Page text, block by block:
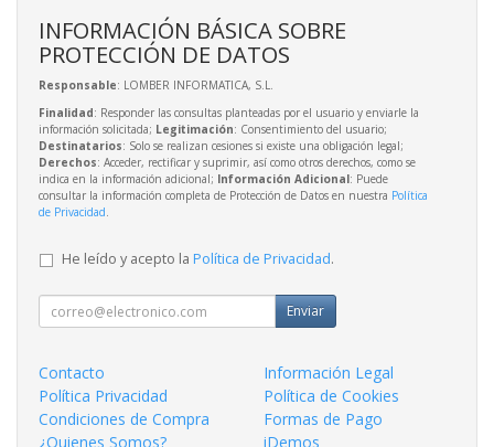
INFORMACIÓN BÁSICA SOBRE
PROTECCIÓN DE DATOS
Responsable: LOMBER INFORMATICA, S.L.
Finalidad: Responder las consultas planteadas por el usuario y enviarle la
información solicitada; Legitimación: Consentimiento del usuario;
Destinatarios: Solo se realizan cesiones si existe una obligación legal;
Derechos: Acceder, rectificar y suprimir, así como otros derechos, como se
indica en la información adicional; Información Adicional: Puede
consultar la información completa de Protección de Datos en nuestra Política
de Privacidad.
He leído y acepto la Política de Privacidad.
Enviar
Contacto
Información Legal
Política Privacidad
Política de Cookies
Condiciones de Compra
Formas de Pago
¿Quienes Somos?
iDemos